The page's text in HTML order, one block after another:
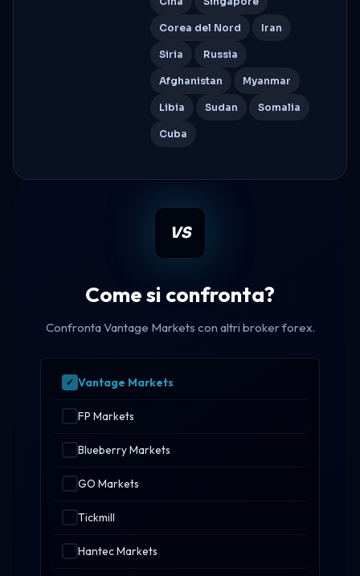
Corea del Nord Iran
Siria Russia
Afghanistan Myanmar
Libia Sudan Somalia
Cuba
VS
Come si confronta?
Confronta Vantage Markets con altri broker forex.
Vantage Markets
FP Markets
Blueberry Markets
GO Markets
Tickmill
Hantec Markets